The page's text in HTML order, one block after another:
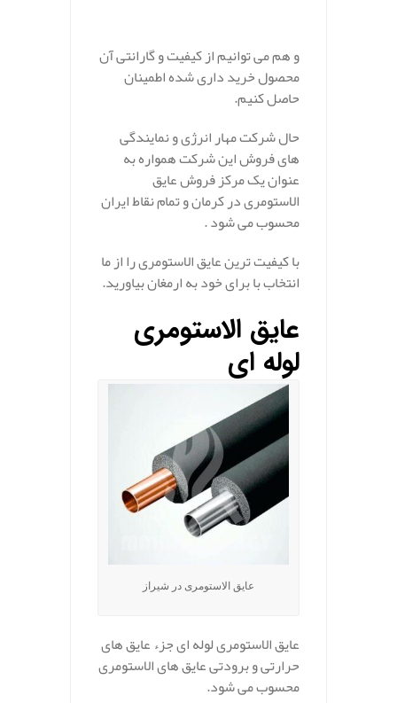
و هم می توانیم از کیفیت و گارانتی آن
محصول خرید داری شده اطمینان
حاصل کنیم.
حال شرکت مهار انرژی و نمایندگی
های فروش این شرکت همواره به
عنوان یک مرکز فروش عایق
الاستومری در کرمان و تمام نقاط ایران
محسوب می شود .
با کیفیت ترین عایق الاستومری را از ما
انتخاب با برای خود به ارمغان بیاورید.
عایق الاستومری
لوله ای
عایق الاستومری در شیراز
عایق الاستومری لوله ای جزء عایق های
حرارتی و برودتی عایق های الاستومری
محسوب می شود.